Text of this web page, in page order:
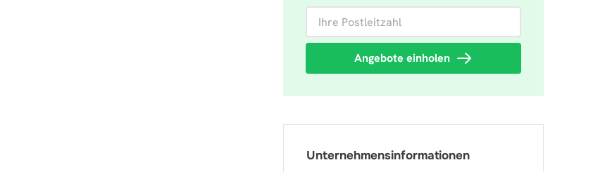
Angebote einholen
Unternehmensinformationen